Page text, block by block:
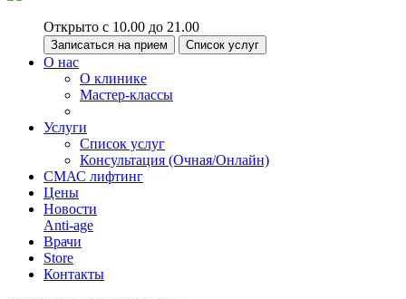
Открыто с 10.00 до 21.00
Записаться на прием Список услуг
О нас
О клинике
Мастер-классы
Услуги
Список услуг
Консультация (Очная/Онлайн)
СМАС лифтинг
Цены
Новости
Anti-age
Врачи
Store
Контакты